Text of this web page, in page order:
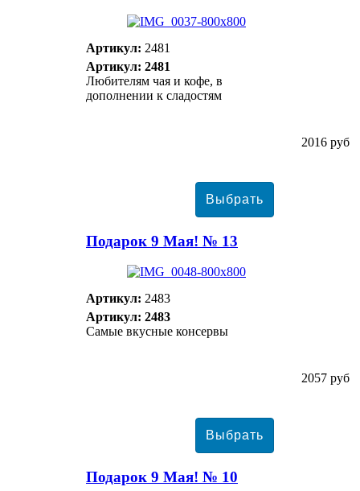
Артикул: 2481
Артикул: 2481
Любителям чая и кофе, в
дополнении к сладостям
2016 руб
Подарок 9 Мая! № 13
Артикул: 2483
Артикул: 2483
Самые вкусные консервы
2057 руб
Подарок 9 Мая! № 10